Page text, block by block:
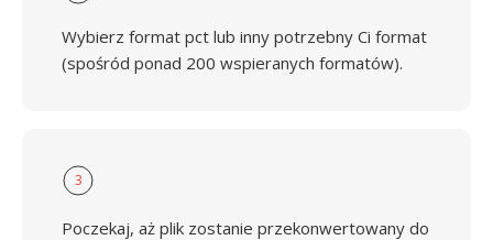
Wybierz format pct lub inny potrzebny Ci format
(spośród ponad 200 wspieranych formatów).
3
Poczekaj, aż plik zostanie przekonwertowany do